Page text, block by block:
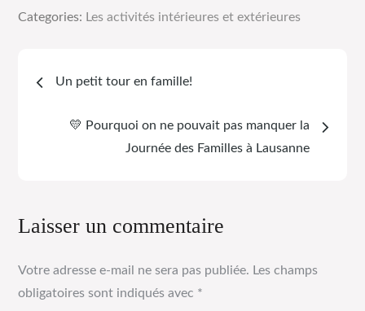
Categories: Les activités intérieures et extérieures
Un petit tour en famille!
💛 Pourquoi on ne pouvait pas manquer la
Journée des Familles à Lausanne
Laisser un commentaire
Votre adresse e-mail ne sera pas publiée. Les champs
obligatoires sont indiqués avec *